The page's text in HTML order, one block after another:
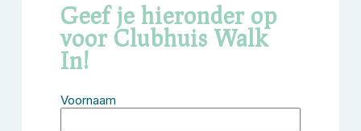
Geef je hieronder op
voor Clubhuis Walk
In!
Voornaam